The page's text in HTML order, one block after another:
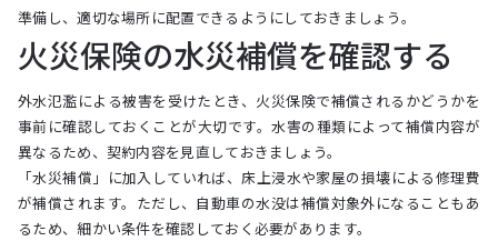
準備し、適切な場所に配置できるようにしておきましょう。
火災保険の水災補償を確認する
外水氾濫による被害を受けたとき、火災保険で補償されるかどうかを
事前に確認しておくことが大切です。水害の種類によって補償内容が
異なるため、契約内容を見直しておきましょう。
「水災補償」に加入していれば、床上浸水や家屋の損壊による修理費
が補償されます。ただし、自動車の水没は補償対象外になることもあ
るため、細かい条件を確認しておく必要があります。